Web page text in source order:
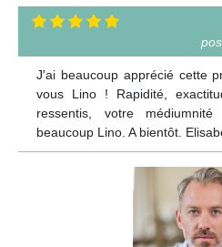
J'ai beaucoup apprécié cette
vous Lino ! Rapidité,
ressentis, votre
beaucoup Lino. A bientôt.